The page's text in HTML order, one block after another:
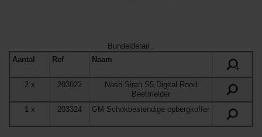
Bundeldetail :
Aantal
Ref
Naam
+
2 x 203022
Nash Siren S5 Digital Rood
Beetmelder
1x 203324 GM Schokbestendige opbergkoffer